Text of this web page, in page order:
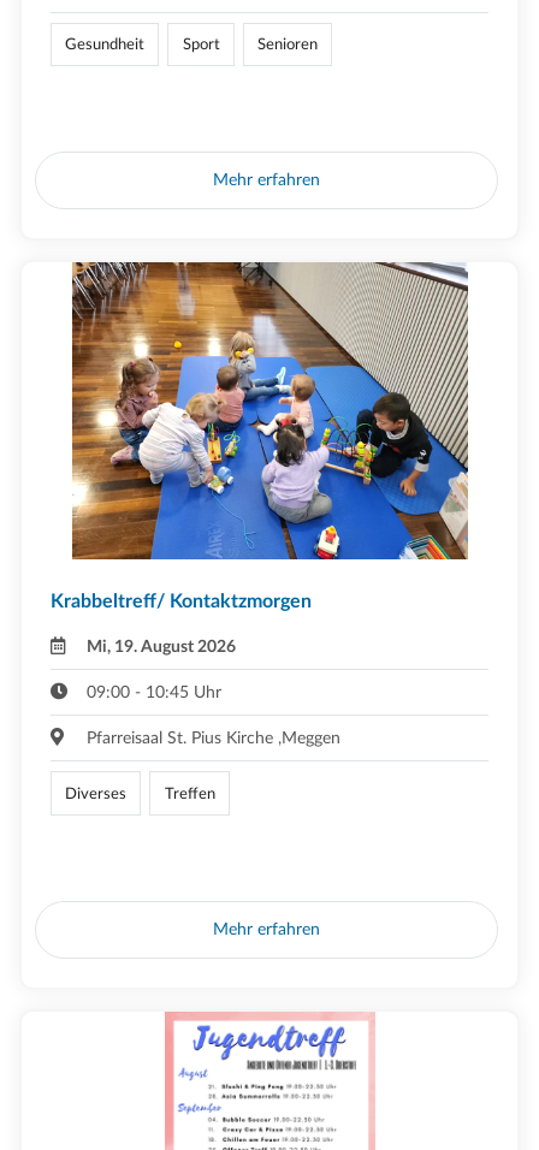
Gesundheit Sport Senioren
Mehr erfahren
Krabbeltreff/ Kontaktzmorgen
Mi, 19. August 2026
09:00 - 10:45 Uhr
Pfarreisaal St. Pius Kirche ,Meggen
Diverses Treffen
Mehr erfahren